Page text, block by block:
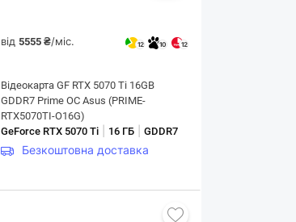
від5555 ₴/міс. 12 10 12
Відеокарта GF RTX 5070 Ti 16GB
GDDR7 Prime OC Asus (PRIME-
RTX5070TI-O16G)
GeForce RTX 5070 Ti
16 ГБ |GDDR7
Безкоштовна доставка